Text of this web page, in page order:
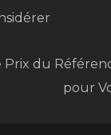
Prix du
pour